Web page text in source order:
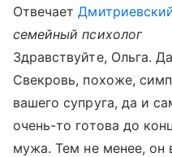
Отвечает
семейный психолог
Здравствуйте, Ольга.
Свекровь, похоже,
вашего супруга, да и
очень-то готова до
мужа. Тем не менее, он